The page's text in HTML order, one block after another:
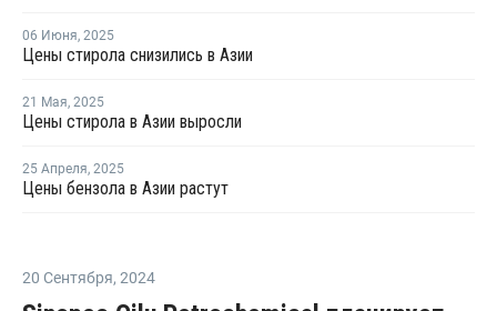
06 Июня, 2025
Цены стирола снизились в Азии
21 Мая, 2025
Цены стирола в Азии выросли
25 Апреля, 2025
Цены бензола в Азии растут
20 Сентября, 2024